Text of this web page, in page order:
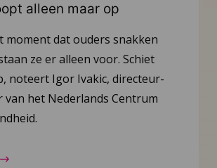
alleen maar op
moment dat ouders snakken
ze er alleen voor. Schiet
noteert Igor Ivakic, directeur-
van het Nederlands Centrum